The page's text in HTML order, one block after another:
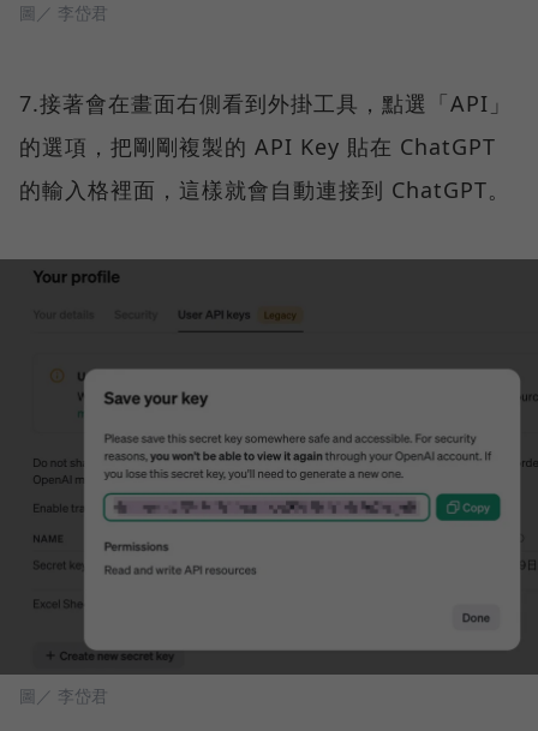
圖／ 李岱君
7.接著會在畫面右側看到外掛工具，點選「API」
的選項，把剛剛複製的 API Key 貼在 ChatGPT
的輸入格裡面，這樣就會自動連接到 ChatGPT。
圖／ 李岱君